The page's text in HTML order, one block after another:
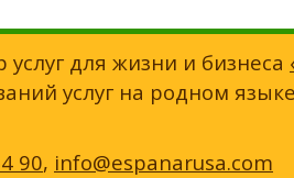
для жизни и бизнеса
услуг на родном
90, info@espanarusa.com